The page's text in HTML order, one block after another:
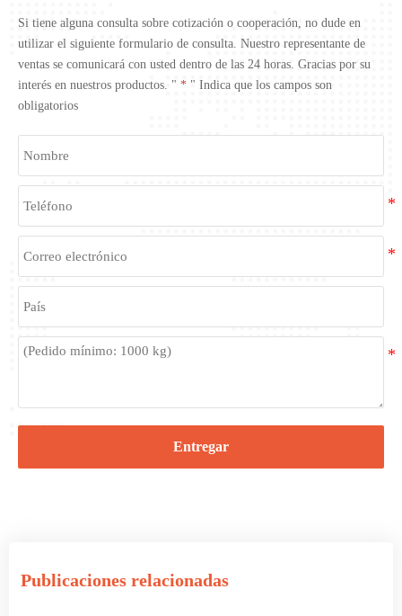
Si tiene alguna consulta sobre cotización o cooperación, no dude en
utilizar el siguiente formulario de consulta. Nuestro representante de
ventas se comunicará con usted dentro de las 24 horas. Gracias por su
interés en nuestros productos. " * " Indica que los campos son
obligatorios
Entregar
Publicaciones relacionadas
Cómo hacer que la purpurina se adhiera al acrílico